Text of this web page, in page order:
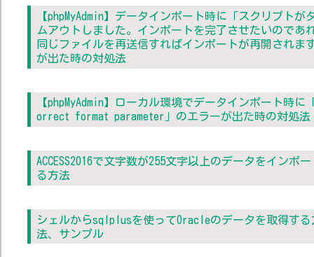
【phpMyAdmin】データインポート時に「スクリプトが
ムアウトしました。インポートを完了させたいのであ
同じファイルを再送信すればインポートが再開されま
が出た時の対処法
【phpMyAdmin】ローカル環境でデータインポート時に
orrect format parameter」のエラーが出た時の対処法
ACCESS2016で文字数が255文字以上のデータをインポ
る方法
シェルからsqlplusを使ってOracleのデータを取得する
法、サンプル